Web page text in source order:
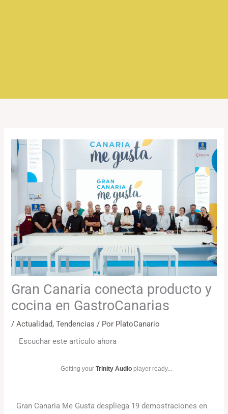
Gran Canaria conecta producto y
cocina en GastroCanarias
/Actualidad,Tendencias / Por PlatoCanario
Escuchar este artículo ahora
Getting yourTrinity Audio player ready...
Gran Canaria Me Gusta despliega 19 demostraciones en